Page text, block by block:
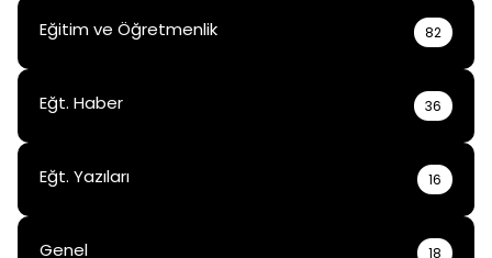
Eğitim ve Öğretmenlik 82
Eğt. Haber 36
Eğt. Yazıları 16
Genel 18